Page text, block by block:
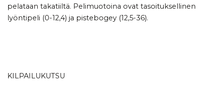
pelataan takatiiltä. Pelimuotoina ovat tasoituksellinen
lyöntipeli (0-12,4) ja pistebogey (12,5-36).
KILPAILUKUTSU